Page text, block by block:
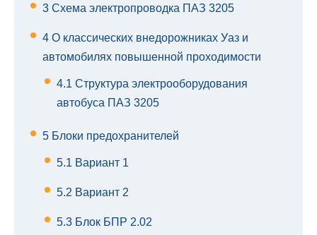
3 Схема электропроводка ПАЗ 3205
4 О классических внедорожниках Уаз и
автомобилях повышенной проходимости
4.1 Структура электрооборудования
автобуса ПАЗ 3205
5 Блоки предохранителей
5.1 Вариант 1
5.2 Вариант 2
5.3 Блок БПР 2.02